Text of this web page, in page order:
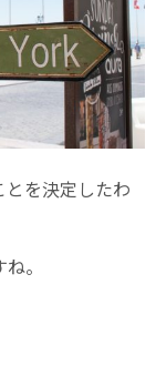
を決定したわ
。